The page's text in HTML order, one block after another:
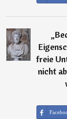
„
freie
nicht